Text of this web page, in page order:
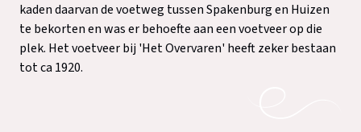
kaden daarvan de voetweg tussen Spakenburg en Huizen
te bekorten en was er behoefte aan een voetveer op die
plek. Het voetveer bij 'Het Overvaren' heeft zeker bestaan
tot ca 1920.